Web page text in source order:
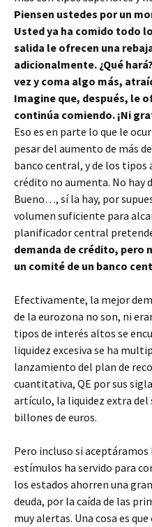
Piensen ustedes por un
Usted ya ha comido todo
salida le ofrecen una
adicionalmente. ¿Qué
vez y coma algo más,
Imagine que, después, le
continúa comiendo. ¡Ni
Eso es en parte lo que le
pesar del aumento de más
banco central, y de los tipos
crédito no aumenta. No hay
Bueno…, sí la hay, por
volumen suficiente para
planificador central
demanda de crédito, pero
un comité de un banco
Efectivamente, la mejor
de la eurozona no son, ni
tipos de interés altos se
liquidez excesiva se ha
lanzamiento del plan de
cuantitativa, QE por sus
artículo, la liquidez extra del
billones de euros.
Pero incluso si aceptáramos
estímulos ha servido para
los estados ahorren una
deuda, por la caída de las
muy alertas. Una cosa es